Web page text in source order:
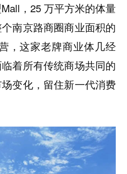
，25 万平方米的体量
南京路商圈商业面积的
，这家老牌商业体几经
着所有传统商场共同的
变化，留住新一代消费